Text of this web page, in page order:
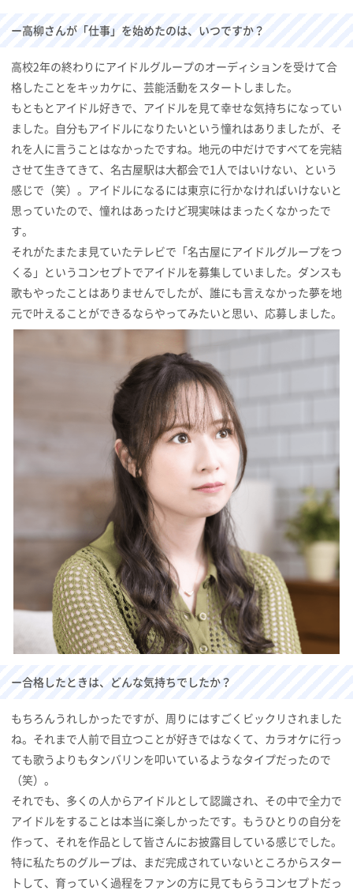
ー高柳さんが「仕事」を始めたのは、いつですか？
高校2年の終わりにアイドルグループのオーディションを受けて合
格したことをキッカケに、芸能活動をスタートしました。
もともとアイドル好きで、アイドルを見て幸せな気持ちになってい
ました。自分もアイドルになりたいという憧れはありましたが、そ
れを人に言うことはなかったですね。地元の中だけですべてを完結
させて生きてきて、名古屋駅は大都会で1人ではいけない、という
感じで（笑）。アイドルになるには東京に行かなければいけないと
思っていたので、憧れはあったけど現実味はまったくなかったで
す。
それがたまたま見ていたテレビで「名古屋にアイドルグループをつ
くる」というコンセプトでアイドルを募集していました。ダンスも
歌もやったことはありませんでしたが、誰にも言えなかった夢を地
元で叶えることができるならやってみたいと思い、応募しました。
ー合格したときは、どんな気持ちでしたか？
もちろんうれしかったですが、周りにはすごくビックリされました
ね。それまで人前で目立つことが好きではなくて、カラオケに行っ
ても歌うよりもタンバリンを叩いているようなタイプだったので
（笑）。
それでも、多くの人からアイドルとして認識され、その中で全力で
アイドルをすることは本当に楽しかったです。もうひとりの自分を
作って、それを作品として皆さんにお披露目している感じでした。
特に私たちのグループは、まだ完成されていないところからスター
トして、育っていく過程をファンの方に見てもらうコンセプトだっ